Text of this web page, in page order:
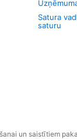
Satura
saturu
un saistītiem